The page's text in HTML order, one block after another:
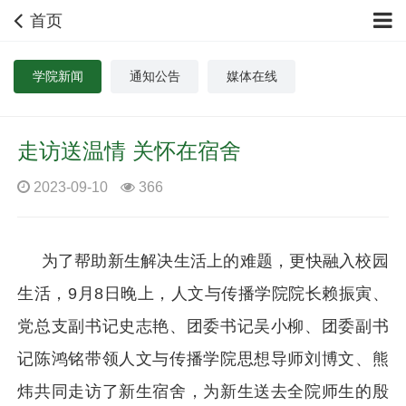
首页
学院新闻 通知公告 媒体在线
走访送温情 关怀在宿舍
2023-09-10 366
为了帮助新生解决生活上的难题，更快融入校园
生活， 9 月8 日晚上，人文与传播学院院长赖振寅、
党总支副书记史志艳、团委书记吴小柳、团委副书
记陈鸿铭带领人文与传播学院思想导师刘博文、熊
炜共同走访了新生宿舍，为新生送去全院师生的殷